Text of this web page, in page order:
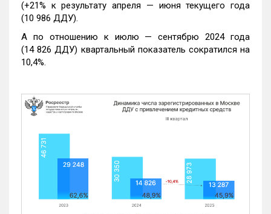
(+21% к результату апреля — июня текущего года
(10 986 ДДУ).
А по отношению к июлю — сентябрю 2024 года
(14 826 ДДУ) квартальный показатель сократился на
10,4%.